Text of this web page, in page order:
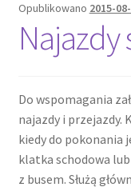
Opublikowano 2015-
Do wspomagania
najazdy i przejazdy.
kiedy do pokonania
klatka schodowa lub
z busem. Służą